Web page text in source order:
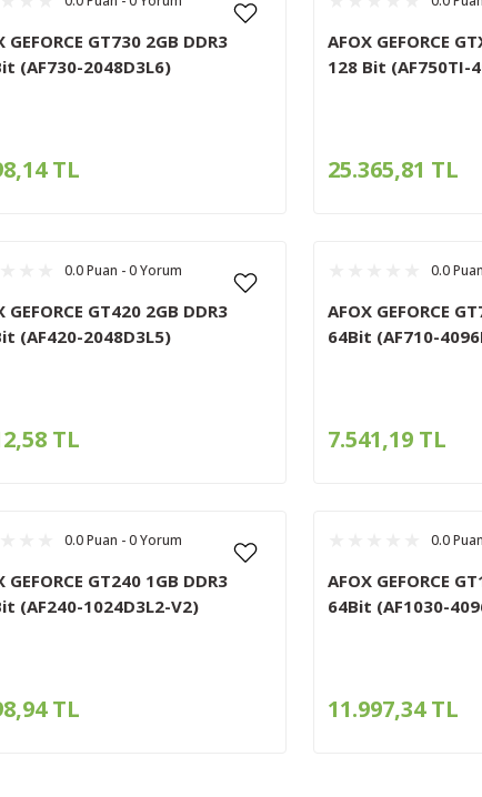
GEFORCE GT730 2GB DDR3
(AF730-2048D3L6)
TL
AFOX GEFORCE
128 Bit (AF750TI-
25.365,81 TL
0.0 Puan - 0 Yorum
GEFORCE GT420 2GB DDR3
(AF420-2048D3L5)
TL
0.0
AFOX GEFORCE
64Bit (AF710-
7.541,19 TL
0.0 Puan - 0 Yorum
GEFORCE GT240 1GB DDR3
(AF240-1024D3L2-V2)
TL
0.0
AFOX GEFORCE
64Bit (AF1030-
11.997,34 TL